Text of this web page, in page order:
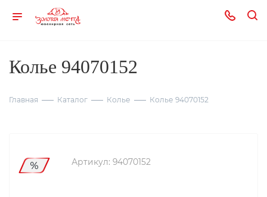
Колье 94070152
Главная Каталог Колье Колье 94070152
Артикул: 94070152